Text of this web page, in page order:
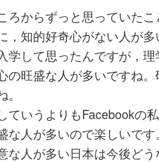
ろからずっと思っていた
，知的好奇心がない人が
学して思ったんですが，
の旺盛な人が多いですね
ていうよりもFacebookの
な人が多いので楽しいで
な人が多い日本は今後ど